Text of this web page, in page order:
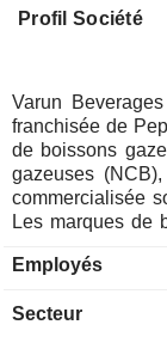
Profil Société
Varun
franchisée de
de boissons
gazeuses
commercialisée
Les marques de
Black, Mountain
de boissons non
Employés
Secteur